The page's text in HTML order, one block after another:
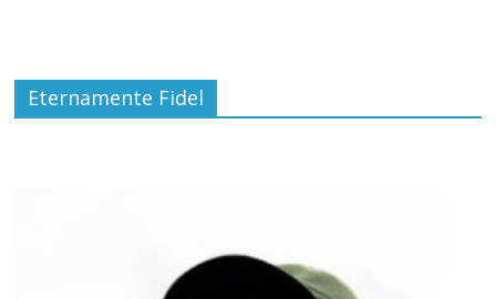
Eternamente Fidel